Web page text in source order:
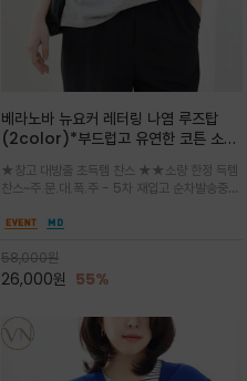
베라노바 뉴요커 레터링 나염 루즈탑
(2color)*부드럽고 유연한 코튼 소재
박시한 사이즈임에도 오히려 체형을 슬
림하고 가녀리게 보여줍니다
★창고 대방출 초득템 찬스 ★★소량 한정 득템
찬스~주.문.대.폭.주 - 5차 재입고 순차발송중
몸을 감싸 안는 듯한 여유로운 느낌을 주어, 내추
바지에 루즈하게 입어도 시크
58,000원
26,000원 55%